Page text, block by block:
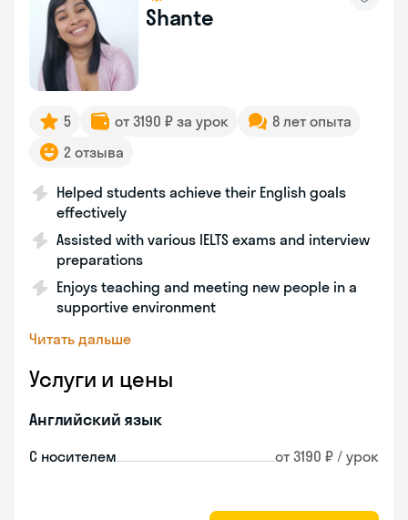
Shante
5 от 3190 ₽ за урок
8 лет опыта
2 отзыва
Helped students achieve their English goals
effectively
Assisted with various IELTS exams and interview
preparations
Enjoys teaching and meeting new people in a
supportive environment
Читать дальше
Услуги и цены
Английский язык
С носителем от 3190 ₽ / урок